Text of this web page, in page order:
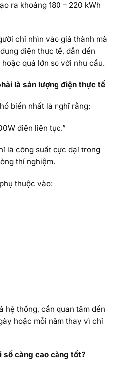
ra khoảng 180 – 220 kWh
chỉ nhìn vào giá thành mà
điện thực tế, dẫn đến
quá lớn so với nhu cầu.
là sản lượng điện thực tế
biến nhất là nghĩ rằng:
điện liên tục.”
là công suất cực đại trong
thí nghiệm.
thuộc vào:
hệ thống, cần quan tâm đến
hoặc mỗi năm thay vì chỉ
số càng cao càng tốt?